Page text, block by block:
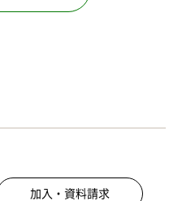
加入・資料請求